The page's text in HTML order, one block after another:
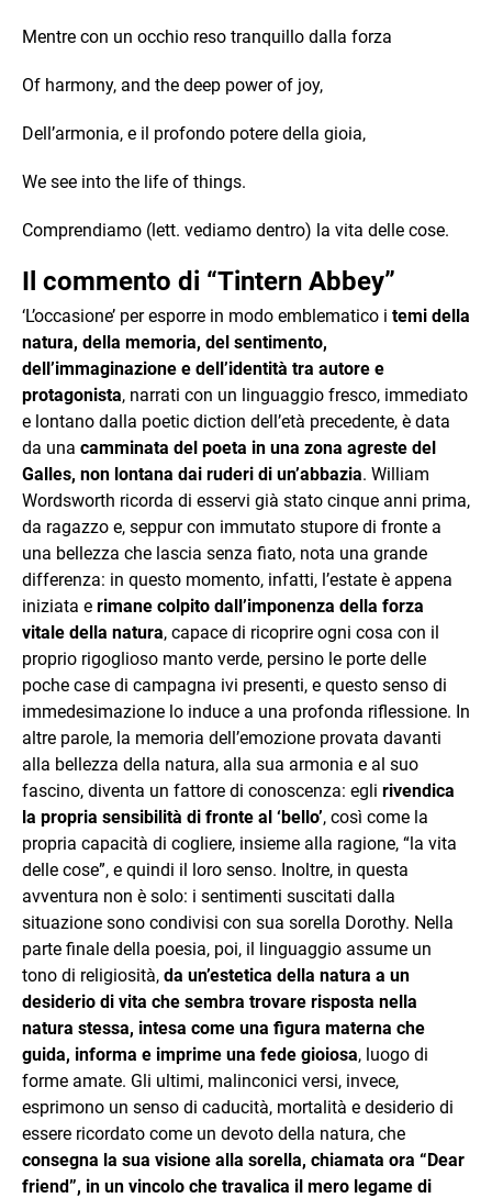
Mentre con un occhio reso tranquillo dalla forza
Of harmony, and the deep power of joy,
Dell’armonia, e il profondo potere della gioia,
We see into the life of things.
Comprendiamo (lett. vediamo dentro) la vita delle cose.
Il commento di “Tintern Abbey”
‘L’occasione’ per esporre in modo emblematico i temi della
natura, della memoria, del sentimento,
dell’immaginazione e dell’identità tra autore e
protagonista, narrati con un linguaggio fresco, immediato
e lontano dalla poetic diction dell’età precedente, è data
da una camminata del poeta in una zona agreste del
Galles, non lontana dai ruderi di un’abbazia. William
Wordsworth ricorda di esservi già stato cinque anni prima,
da ragazzo e, seppur con immutato stupore di fronte a
una bellezza che lascia senza fiato, nota una grande
differenza: in questo momento, infatti, l’estate è appena
iniziata e rimane colpito dall’imponenza della forza
vitale della natura, capace di ricoprire ogni cosa con il
proprio rigoglioso manto verde, persino le porte delle
poche case di campagna ivi presenti, e questo senso di
immedesimazione lo induce a una profonda riflessione. In
altre parole, la memoria dell’emozione provata davanti
alla bellezza della natura, alla sua armonia e al suo
fascino, diventa un fattore di conoscenza: egli rivendica
la propria sensibilità di fronte al ‘bello’, così come la
propria capacità di cogliere, insieme alla ragione, “la vita
delle cose”, e quindi il loro senso. Inoltre, in questa
avventura non è solo: i sentimenti suscitati dalla
situazione sono condivisi con sua sorella Dorothy. Nella
parte finale della poesia, poi, il linguaggio assume un
tono di religiosità, da un’estetica della natura a un
desiderio di vita che sembra trovare risposta nella
natura stessa, intesa come una figura materna che
guida, informa e imprime una fede gioiosa, luogo di
forme amate. Gli ultimi, malinconici versi, invece,
esprimono un senso di caducità, mortalità e desiderio di
essere ricordato come un devoto della natura, che
consegna la sua visione alla sorella, chiamata ora “Dear
friend”, in un vincolo che travalica il mero legame di